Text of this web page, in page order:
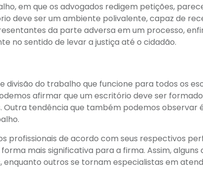
em que os advogados redigem petições,
deve ser um ambiente polivalente, capaz de
da parte adversa em um processo,
no sentido de levar a justiça até o cidadão.
divisão do trabalho que funcione para todos os
afirmar que um escritório deve ser
Outra tendência que também podemos observar
profissionais de acordo com seus respectivos
mais significativa para a firma. Assim, alguns
enquanto outros se tornam especialistas em